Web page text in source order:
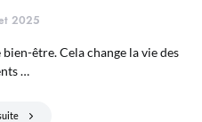
2025
être. Cela change la vie des
…